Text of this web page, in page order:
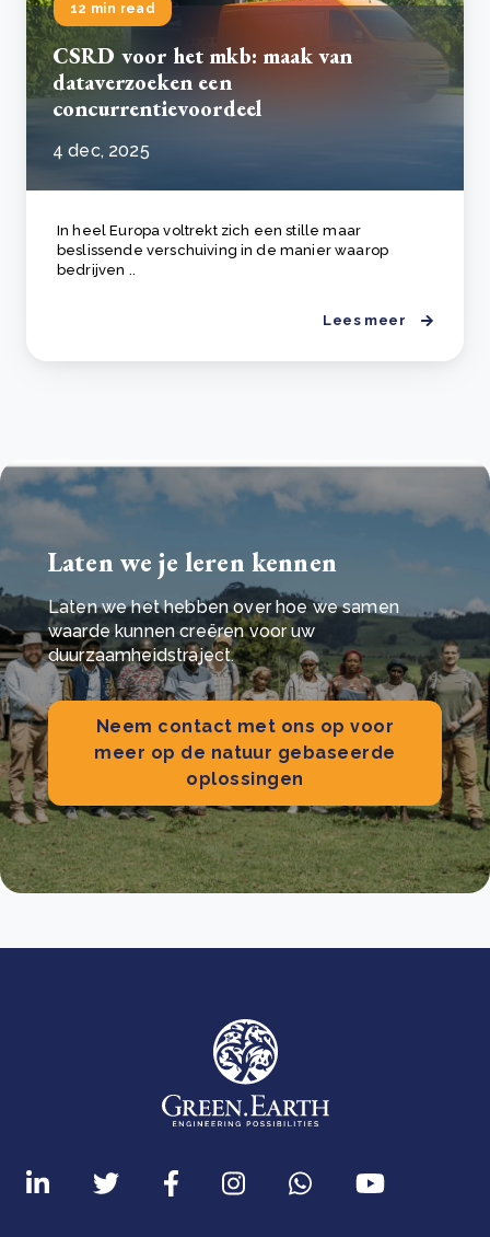
12 min read
CSRD voor het mkb: maak van
dataverzoeken een
concurrentievoordeel
4 dec, 2025
In heel Europa voltrekt zich een stille maar
beslissende verschuiving in de manier waarop
bedrijven ..
Lees meer
Laten we je leren kennen
Laten we het hebben over hoe we samen
waarde kunnen creëren voor uw
duurzaamheidstraject.
Neem contact met ons op voor
meer op de natuur gebaseerde
oplossingen